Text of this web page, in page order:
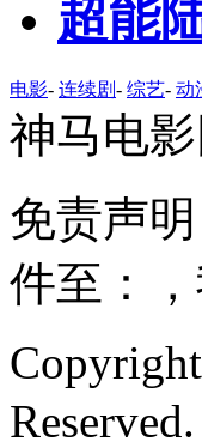
超能
电影- 连续剧- 综艺- 动
神马电
免责声
件至：